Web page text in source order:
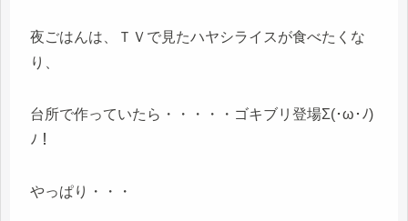
夜ごはんは、ＴＶで見たハヤシライスが食べたくな
り、
台所で作っていたら・・・・・ゴキブリ登場Σ(･ω･ﾉ)
ﾉ！
やっぱり・・・